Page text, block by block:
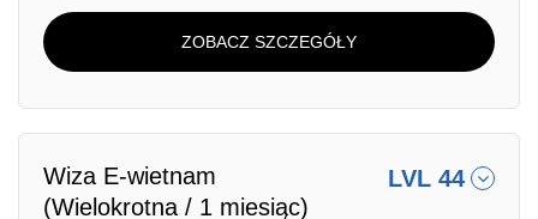
ZOBACZ SZCZEGÓŁY
Wiza E-wietnam
(Wielokrotna / 1 miesiąc)
LVL 44